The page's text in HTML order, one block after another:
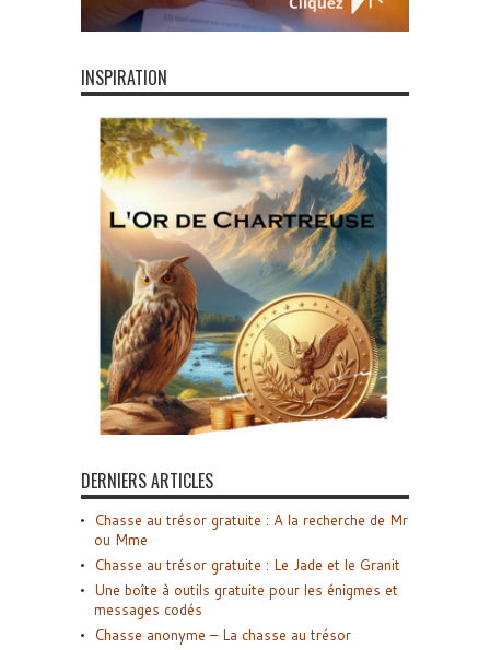
INSPIRATION
DERNIERS ARTICLES
Chasse au trésor gratuite : A la recherche de Mr
ou Mme
Chasse au trésor gratuite : Le Jade et le Granit
Une boîte à outils gratuite pour les énigmes et
messages codés
Chasse anonyme – La chasse au trésor